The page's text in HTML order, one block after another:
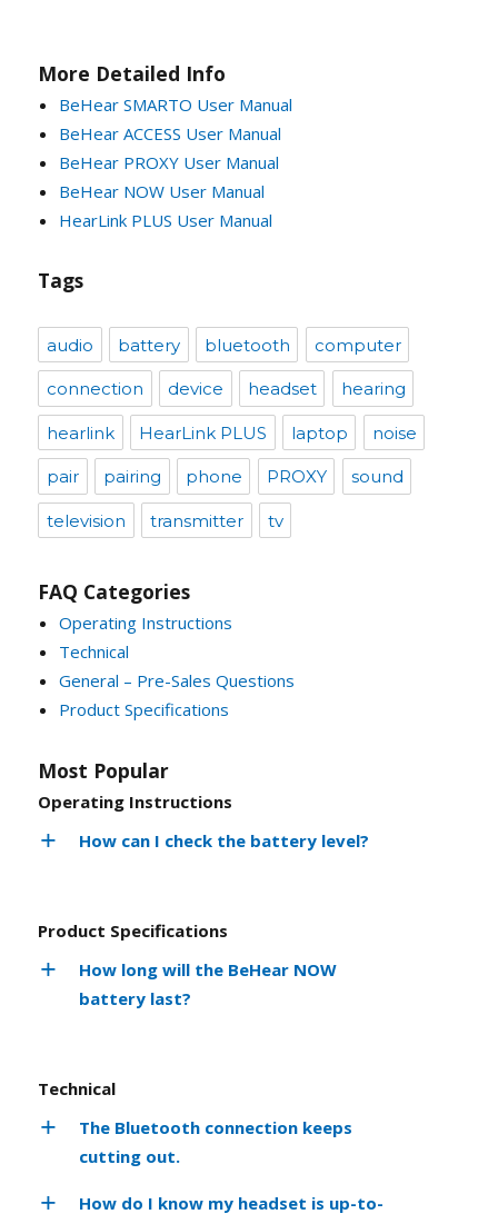
More Detailed Info
BeHear SMARTO User Manual
BeHear ACCESS User Manual
BeHear PROXY User Manual
BeHear NOW User Manual
HearLink PLUS User Manual
Tags
audio battery bluetooth computer
connection device headset hearing
hearlink HearLink PLUS laptop noise
pair pairing phone PROXY sound
television transmitter tv
FAQ Categories
Operating Instructions
Technical
General – Pre-Sales Questions
Product Specifications
Most Popular
Operating Instructions
How can I check the battery level?
Product Specifications
How long will the BeHear NOW
battery last?
Technical
The Bluetooth connection keeps
cutting out.
How do I know my headset is up-to-